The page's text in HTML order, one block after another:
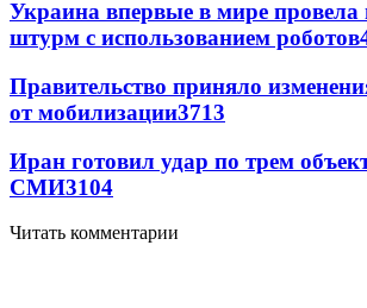
Украина впервые в мире
штурм с использованием роботов
Правительство приняло
от мобилизации3713
Иран готовил удар по трем
СМИ3104
Читать комментарии